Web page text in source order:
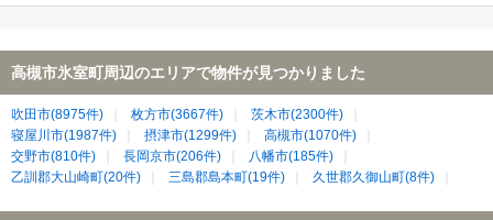
高槻市氷室町周辺のエリアで物件が見つかりました
吹田市(8975件) 枚方市(3667件)
茨木市(2300件)
寝屋川市(1987件)
摂津市(1299件)
高槻市(1070件)
交野市(810件)
長岡京市(206件)
八幡市(185件)
乙訓郡大山崎町(20件)
三島郡島本町(19件) 久世郡久御山町(8件)